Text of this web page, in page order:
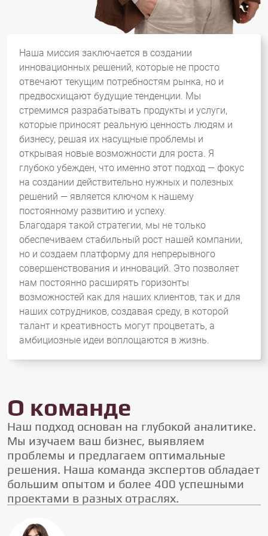
Наша миссия заключается в создании
инновационных решений, которые не просто
отвечают текущим потребностям рынка, но и
предвосхищают будущие тенденции. Мы
стремимся разрабатывать продукты и услуги,
которые приносят реальную ценность людям и
бизнесу, решая их насущные проблемы и
открывая новые возможности для роста. Я
глубоко убежден, что именно этот подход — фокус
на создании действительно нужных и полезных
решений — является ключом к нашему
постоянному развитию и успеху.
Благодаря такой стратегии, мы не только
обеспечиваем стабильный рост нашей компании,
но и создаем платформу для непрерывного
совершенствования и инноваций. Это позволяет
нам постоянно расширять горизонты
возможностей как для наших клиентов, так и для
наших сотрудников, создавая среду, в которой
талант и креативность могут процветать, а
амбициозные идеи воплощаются в жизнь.
О команде
Наш подход основан на глубокой аналитике.
Мы изучаем ваш бизнес, выявляем
проблемы и предлагаем оптимальные
решения. Наша команда экспертов обладает
большим опытом и более 400 успешными
проектами в разных отраслях.